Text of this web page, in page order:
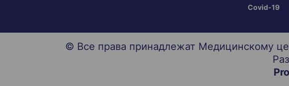
Covid-19
© Все права принадлежат Медицинскому